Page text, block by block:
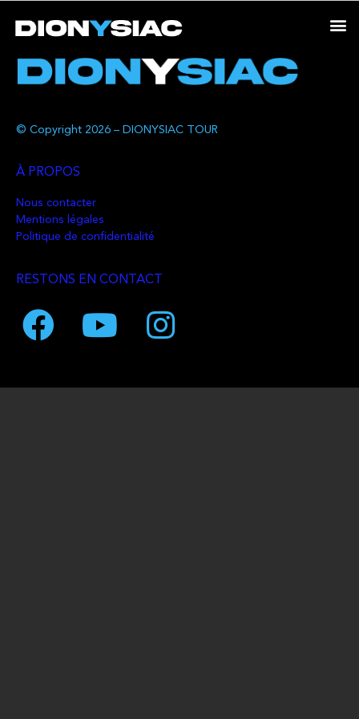
© Copyright 2026 – DIONYSIAC TOUR
À PROPOS
Nous contacter
Mentions légales
Politique de confidentialité
RESTONS EN CONTACT